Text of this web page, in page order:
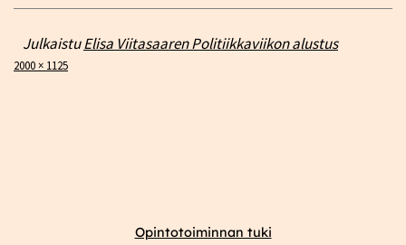
JulkaistuElisa Viitasaaren Politiikkaviikon alustus
Täysikokoinen
2000 × 1125
Opintotoiminnan tuki